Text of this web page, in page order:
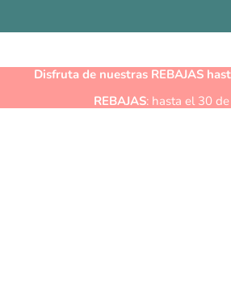
Disfruta de nuestras REBAJAS
REBAJAS: hasta el 30